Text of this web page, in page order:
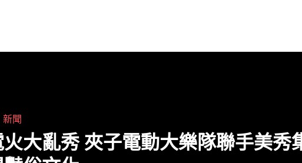
回迪斯可年代"
新聞
大亂秀 夾子電動大樂隊聯手美秀